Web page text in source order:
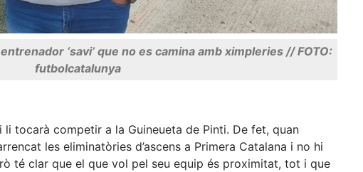
‘savi’ que no es camina amb ximpleries // FOTO:
futbolcatalunya
li tocarà competir a la Guineueta de Pinti. De fet, quan
les eliminatòries d’ascens a Primera Catalana i no hi
té clar que el que vol pel seu equip és proximitat, tot i que